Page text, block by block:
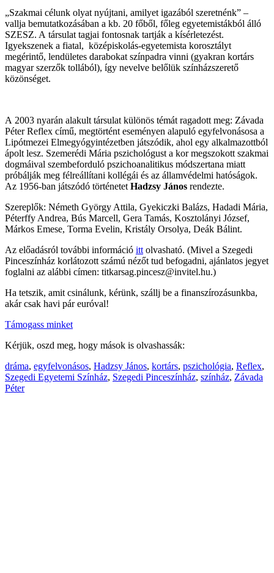
„Szakmai célunk olyat nyújtani, amilyet igazából szeretnénk” –
vallja bemutatkozásában a kb. 20 főből, főleg egyetemistákból álló
SZESZ. A társulat tagjai fontosnak tartják a kísérletezést.
Igyekszenek a fiatal, középiskolás-egyetemista korosztályt
megérintő, lendületes darabokat színpadra vinni (gyakran kortárs
magyar szerzők tollából), így nevelve belőlük színházszerető
közönséget.
A 2003 nyarán alakult társulat különös témát ragadott meg: Závada
Péter Reflex című, megtörtént eseményen alapuló egyfelvonásosa a
Lipótmezei Elmegyógyintézetben játszódik, ahol egy alkalmazottból
ápolt lesz. Szemerédi Mária pszichológust a kor megszokott szakmai
dogmáival szembeforduló pszichoanalitikus módszertana miatt
próbálják meg félreállítani kollégái és az államvédelmi hatóságok.
Az 1956-ban játszódó történetet Hadzsy János rendezte.
Szereplők: Németh György Attila, Gyekiczki Balázs, Hadadi Mária,
Péterffy Andrea, Bús Marcell, Gera Tamás, Kosztolányi József,
Márkos Emese, Torma Evelin, Kristály Orsolya, Deák Bálint.
Az előadásról további információ itt olvasható. (Mivel a Szegedi
Pinceszínház korlátozott számú nézőt tud befogadni, ajánlatos jegyet
foglalni az alábbi címen: titkarsag.pincesz@invitel.hu.)
Ha tetszik, amit csinálunk, kérünk, szállj be a finanszírozásunkba,
akár csak havi pár euróval!
Támogass minket
Kérjük, oszd meg, hogy mások is olvashassák:
dráma, egyfelvonásos, Hadzsy János, kortárs, pszichológia, Reflex,
Szegedi Egyetemi Színház, Szegedi Pinceszínház, színház, Závada
Péter